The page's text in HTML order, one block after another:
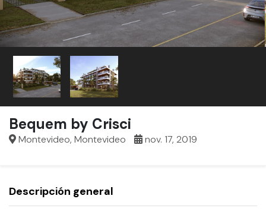
Bequem by Crisci
Montevideo, Montevideo nov. 17, 2019
Descripción general